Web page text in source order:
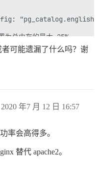
"pg_catalog.english"
总内存的最大 25%。
自动设置，您也可以覆
可能遗漏了什么吗？谢
2020 年7 月 12 日 16:57
率会高得多。
替代 apache2。